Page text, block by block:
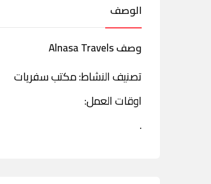
الوصف
وصف Alnasa Travels
تصنيف النشاط: مكتب سفريات
اوقات العمل:
.